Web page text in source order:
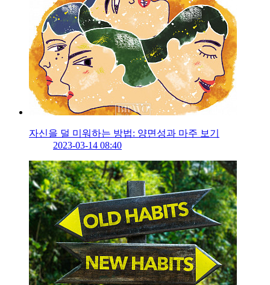
자신을 덜 미워하는 방법: 양면성과 마주 보기
2023-03-14 08:40